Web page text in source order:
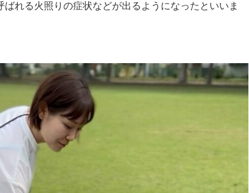
れる火照りの症状などが出るようになったといいま